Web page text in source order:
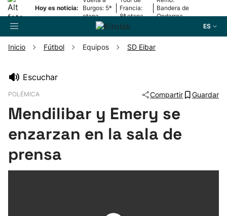
Hoy es noticia:
Burgos: 5ª
etapa
Francia:
8ª etapa
Bandera de
Ondarroa
ES
Pelota
Remo
Inicio Fútbol Equipos SD Eibar
Escuchar
POLÉMICA Compartir Guardar
Mendilibar y Emery se
enzarzan en la sala de
prensa